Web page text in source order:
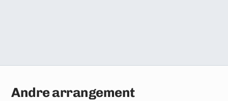
Andre arrangement